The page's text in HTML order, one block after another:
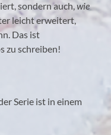
sondern auch,wie
leicht erweitert,
Das ist
zu schreiben!
Serie ist in einem